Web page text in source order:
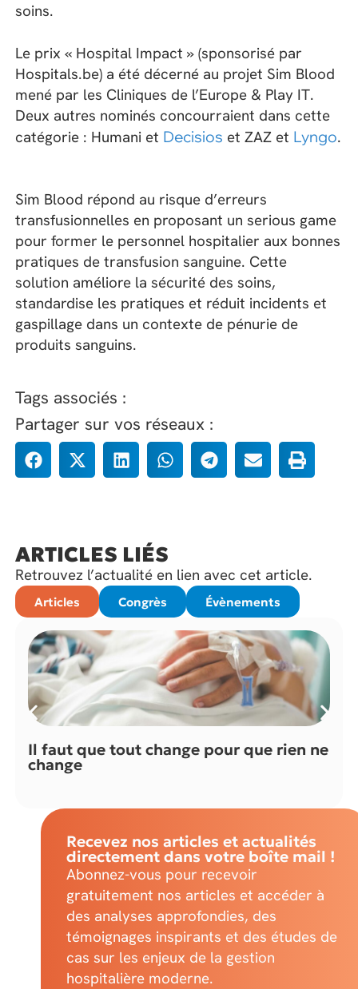
soins.
Le prix « Hospital Impact » (sponsorisé par
Hospitals.be) a été décerné au projet Sim Blood
mené par les Cliniques de l’Europe & Play IT.
Deux autres nominés concourraient dans cette
catégorie : Humani et Decisios et ZAZ et Lyngo.
Sim Blood répond au risque d’erreurs
transfusionnelles en proposant un serious game
pour former le personnel hospitalier aux bonnes
pratiques de transfusion sanguine. Cette
solution améliore la sécurité des soins,
standardise les pratiques et réduit incidents et
gaspillage dans un contexte de pénurie de
produits sanguins.
Tags associés :
Partager sur vos réseaux :
ARTICLES LIÉS
Retrouvez l’actualité en lien avec cet article.
Articles Congrès Évènements
Il faut que tout change pour que rien ne
change
Recevez nos articles et actualités
directement dans votre boîte mail !
Abonnez-vous pour recevoir
gratuitement nos articles et accéder à
des analyses approfondies, des
témoignages inspirants et des études de
cas sur les enjeux de la gestion
hospitalière moderne.